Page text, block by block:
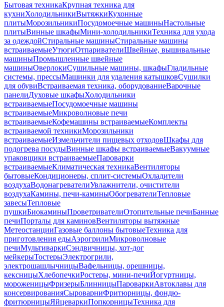
Бытовая техникаКрупная техника для
кухниХолодильникиВытяжкиКухонные
плитыМорозильникиПосудомоечные машиныНастольные
плитыВинные шкафыМини-холодильникиТехника для ухода
за одеждойСтиральные машиныСтиральные машины
встраиваемыеУтюгиОтпаривателиШвейные, вышивальные
машиныПромышленные швейные
машиныОверлокиСушильные машины, шкафыГладильные
системы, прессыМашинки для удаления катышковСушилки
для обувиВстраиваемая техника, оборудованиеВарочные
панелиДуховые шкафыХолодильники
встраиваемыеПосудомоечные машины
встраиваемыеМикроволновые печи
встраиваемыеКофемашины встраиваемыеКомплекты
встраиваемой техникиМорозильники
встраиваемыеИзмельчители пищевых отходовШкафы для
подогрева посудыВинные шкафы встраиваемыеВакуумные
упаковщики встраиваемыеПароварки
встраиваемыеКлиматическая техникаВентиляторы
бытовыеКондиционеры, сплит-системыОхладители
воздухаВодонагревателиУвлажнители, очистители
воздухаКамины, печи-каминыОбогревателиТепловые
завесыТепловые
пушкиБиокаминыПроветривателиОтопительные печиБанные
печиПорталы для каминовВентиляторы вытяжные
МетеостанцииГазовые баллоны бытовыеТехника для
приготовления едыАэрогрилиМикроволновые
печиМультиваркиСэндвичницы, хот-дог
мейкерыТостерыЭлектрогрили,
электрошашлычницыВафельницы, орешницы,
кексницыХлебопечкиРостеры, мини-печиЙогуртницы,
мороженицыФризерыБлинницыПароваркиАвтоклавы для
консервированияСыроварниФритюрницы, фондю-
фритюрницыЯйцеваркиПопкорницыТехника для